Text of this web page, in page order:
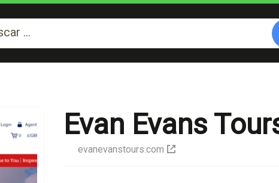
Evan Evans
evanevanstours.com